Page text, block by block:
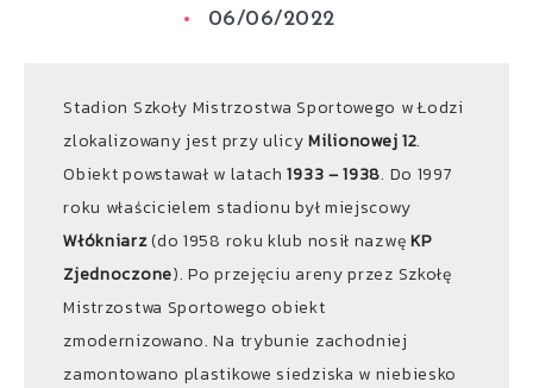
06/06/2022
Stadion Szkoły Mistrzostwa Sportowego w Łodzi
zlokalizowany jest przy ulicyMilionowej 12.
Obiekt powstawał w latach1933 – 1938. Do 1997
roku właścicielem stadionu był miejscowy
Włókniarz(do 1958 roku klub nosił nazwęKP
Zjednoczone). Po przejęciu areny przez Szkołę
Mistrzostwa Sportowego obiekt
zmodernizowano. Na trybunie zachodniej
zamontowano plastikowe siedziska w niebiesko